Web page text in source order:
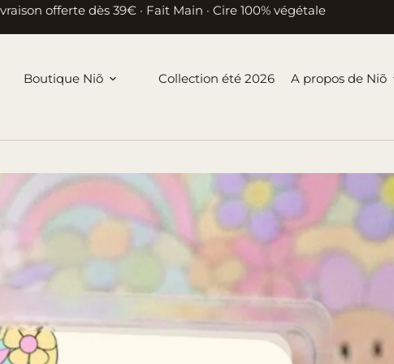
offerte dès 39€ · Fait Main · Cire 100% végétale
Boutique Niõ Collection été 2026 A propos de Niõ